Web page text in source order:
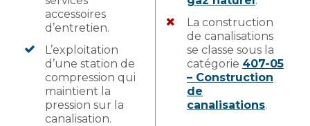
accessoires
d’entretien.
L’exploitation
d’une station de
compression qui
maintient la
pression sur la
canalisation.
La construction
de canalisations
se classe sous la
catégorie 407-05
– Construction
de
canalisations.